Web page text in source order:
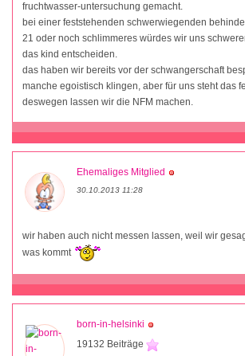
fruchtwasser-untersuchung gemacht.
bei einer feststehenden schwerwiegenden
21 oder noch schlimmeres würdes wir uns
das kind entscheiden.
das haben wir bereits vor der schwangerschaft
manche egoistisch klingen, aber für uns steht das
deswegen lassen wir die NFM machen.
Ehemaliges Mitglied
30.10.2013 11:28
wir haben auch nicht messen lassen, weil wir
was kommt
born-in-helsinki
19132 Beiträge